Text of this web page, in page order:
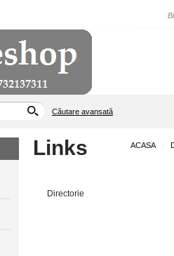
Căutare avansată
ACASA
Links
Directorie